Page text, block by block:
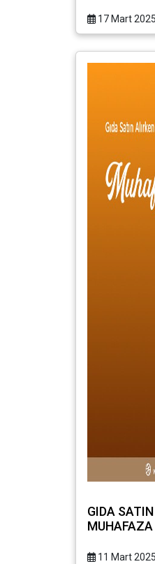
17 Mart 2025
GIDA
11 Mart 2025